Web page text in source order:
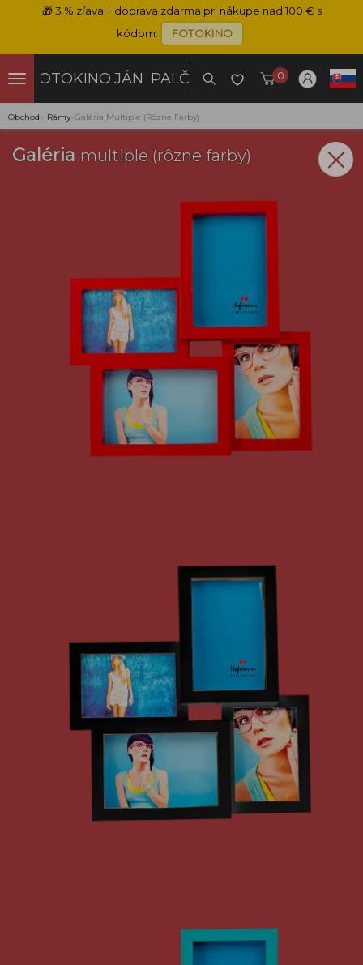
🎁3 % zľava + doprava zdarma pri nákupe nad 100 € s
kódom:
FOTOKINO
FOTOKINO JÁN PALČO 0
Obchod › Rámy›Galéria Multiple (rôzne Farby)
Galéria multiple (rôzne farby)